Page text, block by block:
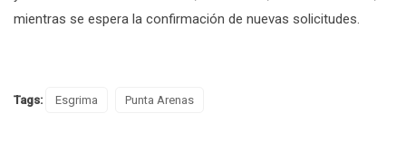
mientras se espera la confirmación de nuevas solicitudes.
Tags: Esgrima Punta Arenas